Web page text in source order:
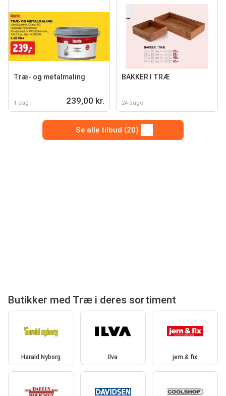
Træ- og metalmaling
1 dag 239,00 kr.
BAKKER I TRÆ
24 dage
Se alle tilbud (20)
Butikker med Træ i deres sortiment
Harald Nyborg Ilva jem & fix